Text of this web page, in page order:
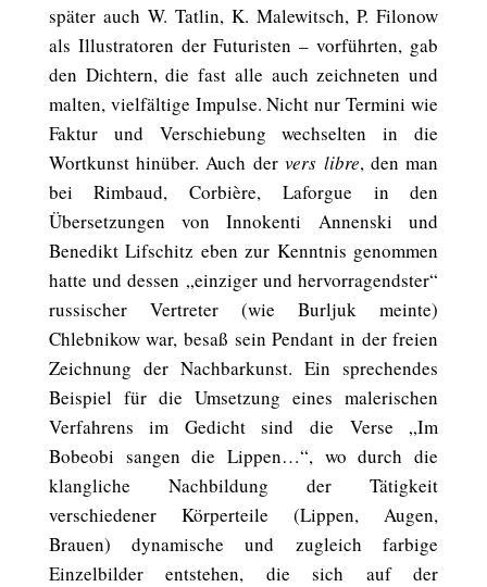
später auch W. Tatlin, K. Malewitsch, P. Filonow
als Illustratoren der Futuristen – vorführten, gab
den Dichtern, die fast alle auch zeichneten und
malten, vielfältige Impulse. Nicht nur Termini wie
Faktur und Verschiebung wechselten in die
Wortkunst hinüber. Auch dervers libre, den man
bei Rimbaud, Corbière, Laforgue in den
Übersetzungen von Innokenti Annenski und
Benedikt Lifschitz eben zur Kenntnis genommen
hatte und dessen „einziger und hervorragendster“
russischer Vertreter (wie Burljuk meinte)
Chlebnikow war, besaß sein Pendant in der freien
Zeichnung der Nachbarkunst. Ein sprechendes
Beispiel für die Umsetzung eines malerischen
Verfahrens im Gedicht sind die Verse „Im
Bobeobi sangen die Lippen…“, wo durch die
klangliche Nachbildung der Tätigkeit
verschiedener Körperteile (Lippen, Augen,
Brauen) dynamische und zugleich farbige
Einzelbilder entstehen, die sich auf der